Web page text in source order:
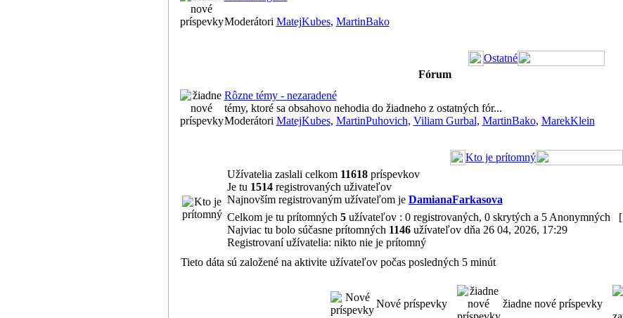
Moderátori MatejKubes, MartinBako
Ostatné
Fórum
Rôzne témy - nezaradené
témy, ktoré sa obsahovo nehodia do žiadneho z ostatných fór...
Moderátori MatejKubes, MartinPuhovich, Viliam Gurbal, MartinBako, MarekKlein
Kto je prítomný
Užívatelia zaslali celkom 11618príspevkov
Je tu 1514registrovaných uživateľov
Najnovším registrovaným užívateľom je DamianaFarkasova
Celkom je tu prítomných 5užívateľov : 0 registrovaných, 0 skrytých a 5 Anonymných [
Najviac tu bolo súčasne prítomných 1146užívateľov dňa 26 04, 2026, 17:29
Registrovaní užívatelia: nikto nie je prítomný
Tieto dáta sú založené na aktivite užívateľov počas posledných 5 minút
Nové príspevky žiadne nové príspevky